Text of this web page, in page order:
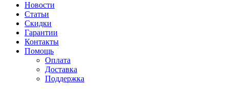
Новости
Статьи
Скидки
Гарантии
Контакты
Помощь
Оплата
Доставка
Поддержка